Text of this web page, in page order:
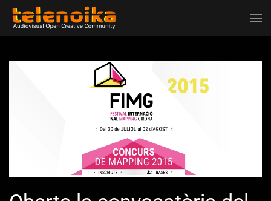
Ir al contenido principal